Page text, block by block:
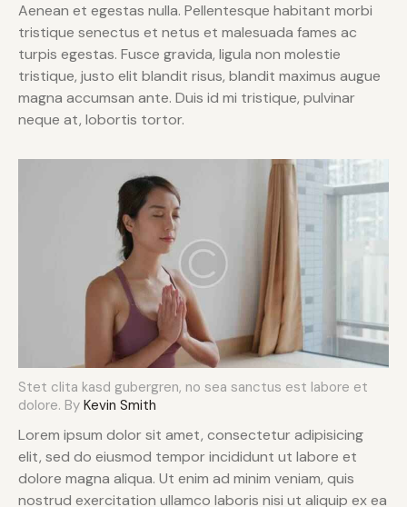
Aenean et egestas nulla. Pellentesque habitant morbi
tristique senectus et netus et malesuada fames ac
turpis egestas. Fusce gravida, ligula non molestie
tristique, justo elit blandit risus, blandit maximus augue
magna accumsan ante. Duis id mi tristique, pulvinar
neque at, lobortis tortor.
Stet clita kasd gubergren, no sea sanctus est labore et
dolore. By Kevin Smith
Lorem ipsum dolor sit amet, consectetur adipisicing
elit, sed do eiusmod tempor incididunt ut labore et
dolore magna aliqua. Ut enim ad minim veniam, quis
nostrud exercitation ullamco laboris nisi ut aliquip ex ea